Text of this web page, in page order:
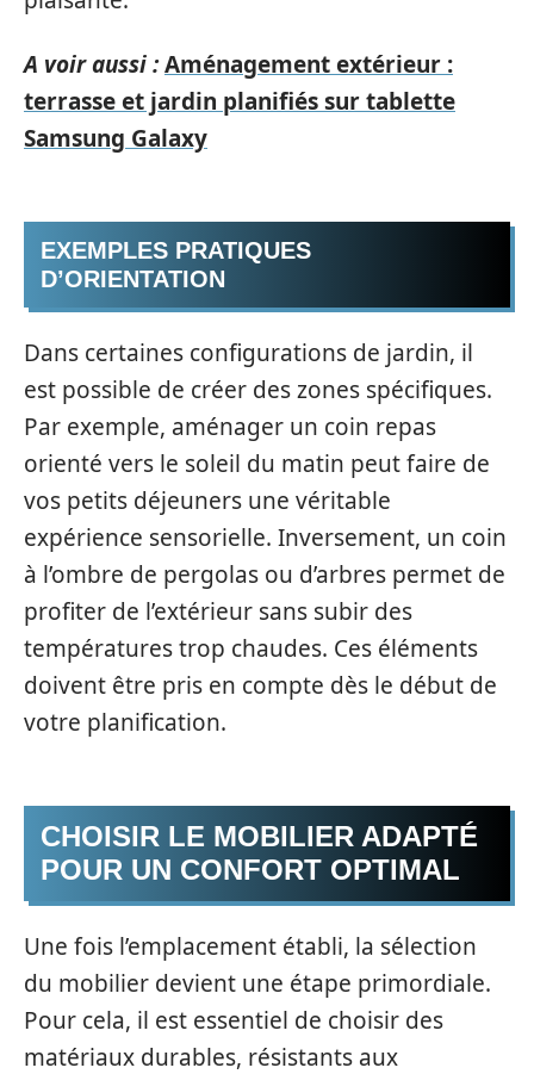
A voir aussi :Aménagement extérieur :
terrasse et jardin planifiés sur tablette
Samsung Galaxy
EXEMPLES PRATIQUES
D’ORIENTATION
Dans certaines configurations de jardin, il
est possible de créer des zones spécifiques.
Par exemple, aménager un coin repas
orienté vers le soleil du matin peut faire de
vos petits déjeuners une véritable
expérience sensorielle. Inversement, un coin
à l’ombre de pergolas ou d’arbres permet de
profiter de l’extérieur sans subir des
températures trop chaudes. Ces éléments
doivent être pris en compte dès le début de
votre planification.
CHOISIR LE MOBILIER ADAPTÉ
POUR UN CONFORT OPTIMAL
Une fois l’emplacement établi, la sélection
du mobilier devient une étape primordiale.
Pour cela, il est essentiel de choisir des
matériaux durables, résistants aux